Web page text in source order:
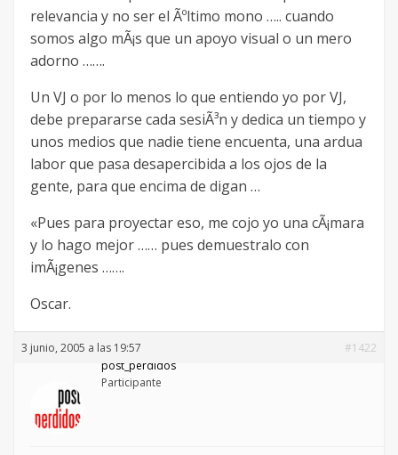
relevancia y no ser el Ãºltimo mono ….. cuando
somos algo mÃ¡s que un apoyo visual o un mero
adorno …….
Un VJ o por lo menos lo que entiendo yo por VJ,
debe prepararse cada sesiÃ³n y dedica un tiempo y
unos medios que nadie tiene encuenta, una ardua
labor que pasa desapercibida a los ojos de la
gente, para que encima de digan …
«Pues para proyectar eso, me cojo yo una cÃ¡mara
y lo hago mejor …… pues demuestralo con
imÃ¡genes …….
Oscar.
3 junio, 2005 a las 19:57
#1422
post_perdidos
Participante